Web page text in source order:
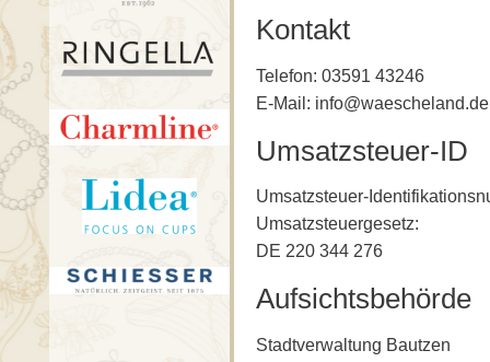
Kontakt
Telefon: 03591 43246
E-Mail: info@waescheland.de
Umsatzsteuer-ID
Umsatzsteuer-
Umsatzsteuergesetz:
DE 220 344 276
Aufsichtsbehörde
Stadtverwaltung Bautzen